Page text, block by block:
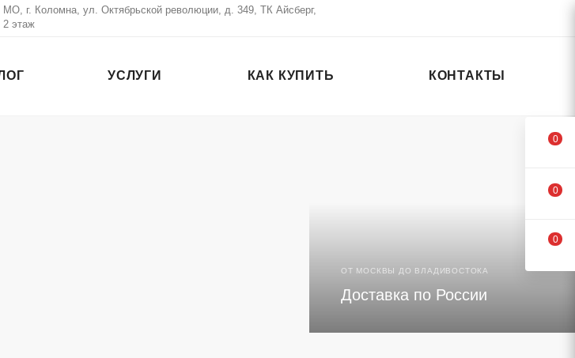
МО, г. Коломна, ул. Октябрьской революции, д. 349, ТК Айсберг,
2 этаж
УСЛУГИ КАК КУПИТЬ КОНТАКТЫ
СОЗДАЕМ ЛОГОТИПЫ И НАШИВКИ ДЛЯ
Делаем
ОТ МОСКВЫ ДО ВЛАДИВОСТОКА
Доставка по России
0
0
0